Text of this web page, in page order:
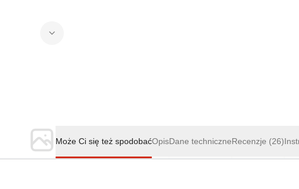
Może Ci się też spodobaćOpisDane techniczneRecenzje (26)